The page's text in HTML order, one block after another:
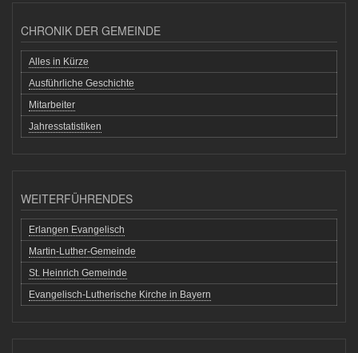
CHRONIK DER GEMEINDE
Alles in Kürze
Ausführliche Geschichte
Mitarbeiter
Jahresstatistiken
WEITERFÜHRENDES
Erlangen Evangelisch
Martin-Luther-Gemeinde
St. Heinrich Gemeinde
Evangelisch-Lutherische Kirche in Bayern